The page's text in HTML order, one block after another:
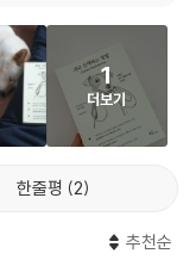
을 뒹구는 것은 무슨 의
놀지만 어떤 개에게는 자
한 개가 있는 것일까?
고 우리는 개에 대해 얼
학이자 평생 개를 사랑
멋지게 열어 보이면서
이 책에는 더 깊은 가치
해를 통해 여러분이 개
만들어준다는 점이다.
으로 도발적이고 통찰
좋은 친구의 마음을 혁
문에, 그리고 아무도 물
1
더보기
한줄평 2
추천순